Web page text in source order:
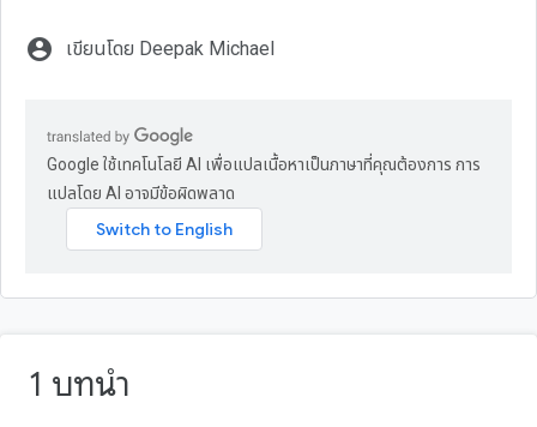
account_circle เขียนโดย Deepak Michael
Google ใช้เทคโนโลยี AI เพื่อแปลเนื้อหาเป็นภาษาที่คุณต้องการ การ
แปลโดย AI อาจมีข้อผิดพลาด
1 บทนำ